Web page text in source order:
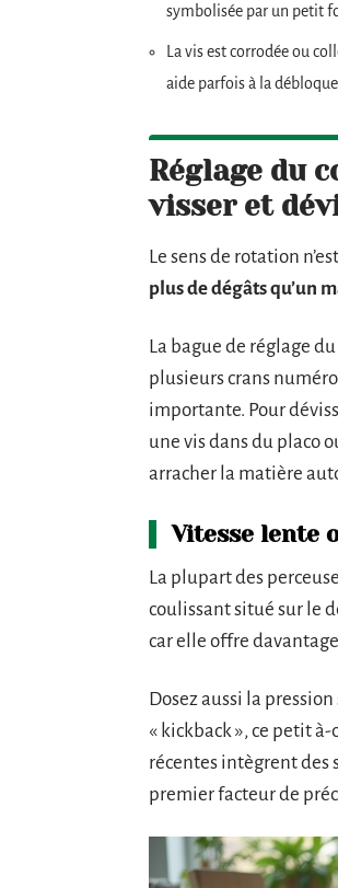
symbolisée par un petit
La vis est corrodée ou
aide parfois à la
Réglage du
visser et
Le sens de rotation
plus de dégâts qu’un
La bague de réglage
plusieurs crans
importante. Pour
une vis dans du placo
arracher la matière
Vitesse lente
La plupart des
coulissant situé sur le
car elle offre
Dosez aussi la
« kickback », ce petit
récentes intègrent des
premier facteur de